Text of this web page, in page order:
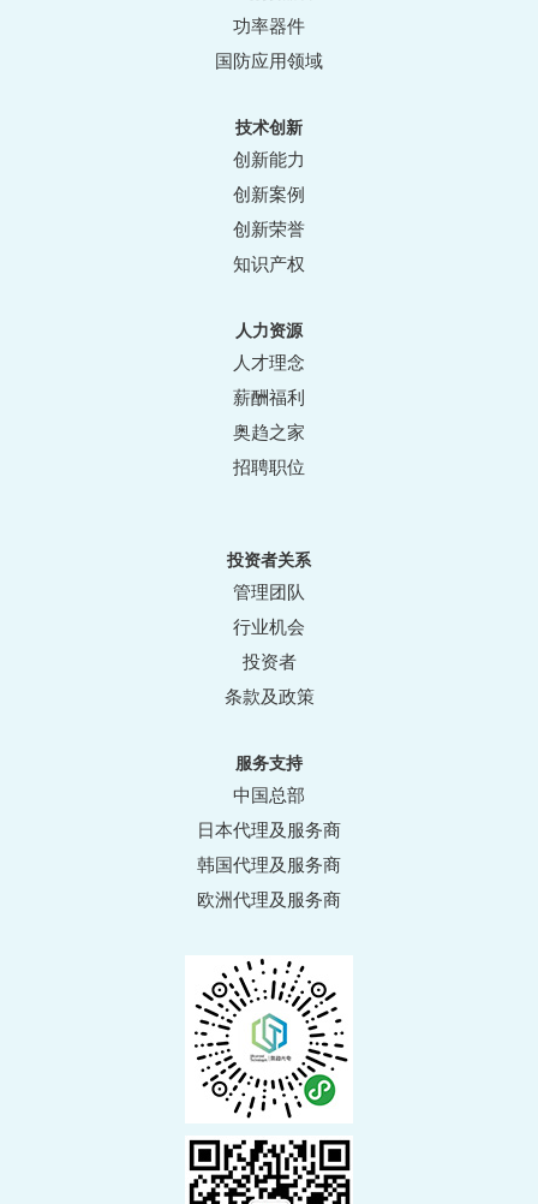
功率器件
国防应用领域
技术创新
创新能力
创新案例
创新荣誉
知识产权
人力资源
人才理念
薪酬福利
奥趋之家
招聘职位
投资者关系
管理团队
行业机会
投资者
条款及政策
服务支持
中国总部
日本代理及服务商
韩国代理及服务商
欧洲代理及服务商